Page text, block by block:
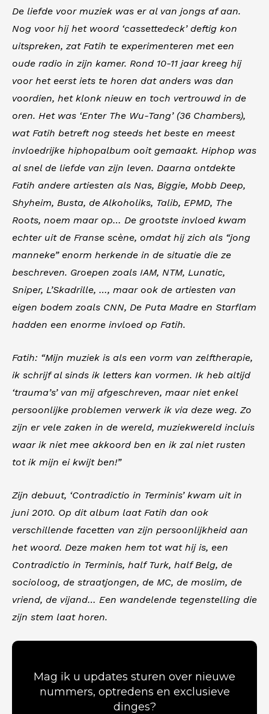
De liefde voor muziek was er al van jongs af aan.
Nog voor hij het woord ‘cassettedeck’ deftig kon
uitspreken, zat Fatih te experimenteren met een
oude radio in zijn kamer. Rond 10-11 jaar kreeg hij
voor het eerst iets te horen dat anders was dan
voordien, het klonk nieuw en toch vertrouwd in de
oren. Het was ‘Enter The Wu-Tang’ (36 Chambers),
wat Fatih betreft nog steeds het beste en meest
invloedrijke hiphopalbum ooit gemaakt. Hiphop was
al snel de liefde van zijn leven. Daarna ontdekte
Fatih andere artiesten als Nas, Biggie, Mobb Deep,
Shyheim, Busta, de Alkoholiks, Talib, EPMD, The
Roots, noem maar op… De grootste invloed kwam
echter uit de Franse scène, omdat hij zich als “jong
manneke” enorm herkende in de situatie die ze
beschreven. Groepen zoals IAM, NTM, Lunatic,
Sniper, L’Skadrille, …, maar ook de artiesten van
eigen bodem zoals CNN, De Puta Madre en Starflam
hadden een enorme invloed op Fatih.
Fatih: “Mijn muziek is als een vorm van zelftherapie,
ik schrijf al sinds ik letters kan vormen. Ik heb altijd
‘trauma’s’ van mij afgeschreven, maar niet enkel
persoonlijke problemen verwerk ik via deze weg. Zo
zijn er vele zaken in de wereld, muziekwereld incluis
waar ik niet mee akkoord ben en ik zal niet rusten
tot ik mijn ei kwijt ben!”
Zijn debuut, ‘Contradictio in Terminis’ kwam uit in
juni 2010. Op dit album laat Fatih dan ook
verschillende facetten van zijn persoonlijkheid aan
het woord. Deze maken hem tot wat hij is, een
Contradictio in Terminis, half Turk, half Belg, de
socioloog, de straatjongen, de MC, de moslim, de
vriend, de vijand… Een wandelende tegenstelling die
zijn stem laat horen.
Mag ik u updates sturen over nieuwe
nummers, optredens en exclusieve
dinges?